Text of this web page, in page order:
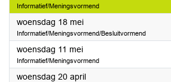
Informatief/Meningsvormend
woensdag 18 mei2022
Informatief/Meningsvormend/Besluitvormend
woensdag 11 mei2022
Informatief/Meningsvormend
woensdag 20 april2022